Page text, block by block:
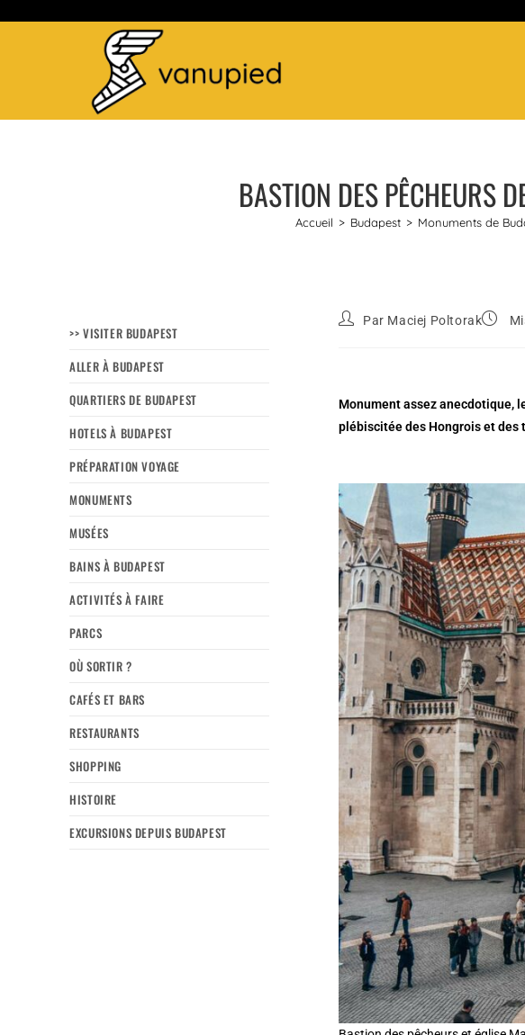
BASTION DES PÊCHEURS
Accueil > Budapest > Monuments de
>> VISITER BUDAPEST
ALLER À BUDAPEST
QUARTIERS DE BUDAPEST
HOTELS À BUDAPEST
PRÉPARATION VOYAGE
MONUMENTS
MUSÉES
BAINS À BUDAPEST
ACTIVITÉS À FAIRE
PARCS
OÙ SORTIR ?
CAFÉS ET BARS
RESTAURANTS
SHOPPING
HISTOIRE
EXCURSIONS DEPUIS BUDAPEST
Par Maciej Poltorak
Monument assez anecdotique,
plébiscitée des Hongrois et des